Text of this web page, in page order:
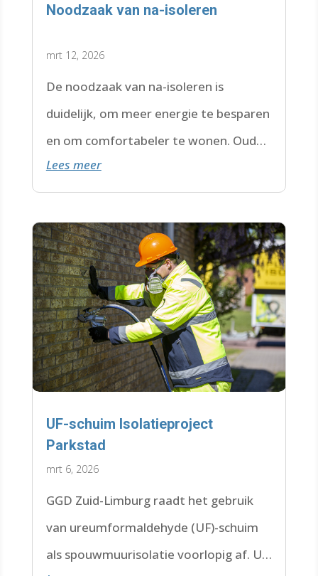
Noodzaak van na-isoleren
mrt 12, 2026
De noodzaak van na-isoleren is
duidelijk, om meer energie te besparen
en om comfortabeler te wonen. Oude
isolatie voldoet vaak niet meer. Maar
waarom eigenlijk niet?
Lees meer
UF-schuim Isolatieproject
Parkstad
mrt 6, 2026
GGD Zuid-Limburg raadt het gebruik
van ureumformaldehyde (UF)-schuim
als spouwmuurisolatie voorlopig af. Uit